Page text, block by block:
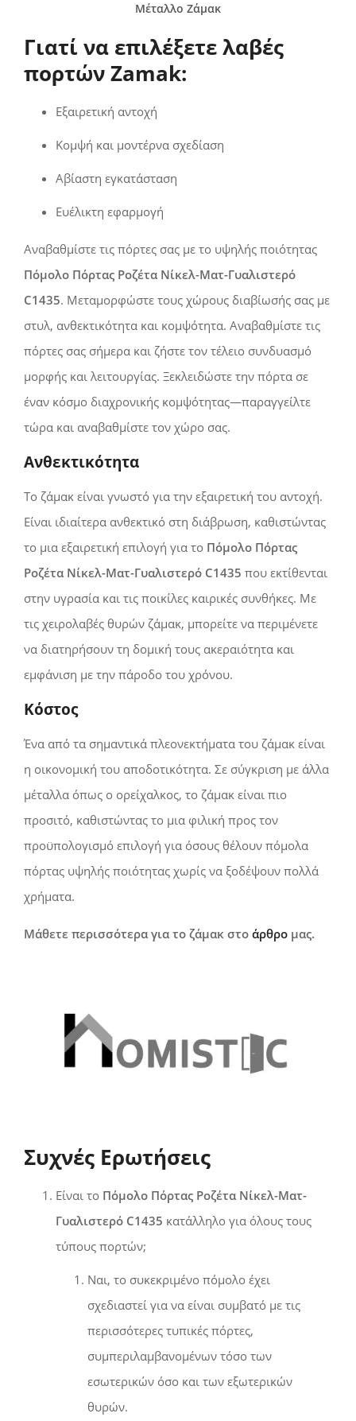
Μέταλλο Ζάμακ
Γιατί να επιλέξετε λαβές
πορτών Zamak:
Εξαιρετική αντοχή
Κομψή και μοντέρνα σχεδίαση
Αβίαστη εγκατάσταση
Ευέλικτη εφαρμογή
Αναβαθμίστε τις πόρτες σας με το υψηλής ποιότητας
Πόμολο Πόρτας Ροζέτα Νίκελ-Ματ-Γυαλιστερό
C1435. Μεταμορφώστε τους χώρους διαβίωσής σας με
στυλ, ανθεκτικότητα και κομψότητα. Αναβαθμίστε τις
πόρτες σας σήμερα και ζήστε τον τέλειο συνδυασμό
μορφής και λειτουργίας. Ξεκλειδώστε την πόρτα σε
έναν κόσμο διαχρονικής κομψότητας—παραγγείλτε
τώρα και αναβαθμίστε τον χώρο σας.
Ανθεκτικότητα
Το ζάμακ είναι γνωστό για την εξαιρετική του αντοχή.
Είναι ιδιαίτερα ανθεκτικό στη διάβρωση, καθιστώντας
το μια εξαιρετική επιλογή για το Πόμολο Πόρτας
Ροζέτα Νίκελ-Ματ-Γυαλιστερό C1435 που εκτίθενται
στην υγρασία και τις ποικίλες καιρικές συνθήκες. Με
τις χειρολαβές θυρών ζάμακ, μπορείτε να περιμένετε
να διατηρήσουν τη δομική τους ακεραιότητα και
εμφάνιση με την πάροδο του χρόνου.
Κόστος
Ένα από τα σημαντικά πλεονεκτήματα του ζάμακ είναι
η οικονομική του αποδοτικότητα. Σε σύγκριση με άλλα
μέταλλα όπως ο ορείχαλκος, το ζάμακ είναι πιο
προσιτό, καθιστώντας το μια φιλική προς τον
προϋπολογισμό επιλογή για όσους θέλουν πόμολα
πόρτας υψηλής ποιότητας χωρίς να ξοδέψουν πολλά
χρήματα.
Μάθετε περισσότερα για το ζάμακ στο άρθρο μας.
Συχνές Ερωτήσεις
Είναι το Πόμολο Πόρτας Ροζέτα Νίκελ-Ματ-
Γυαλιστερό C1435 κατάλληλο για όλους τους
τύπους πορτών;
Ναι, το συκεκριμένο πόμολο έχει
σχεδιαστεί για να είναι συμβατό με τις
περισσότερες τυπικές πόρτες,
συμπεριλαμβανομένων τόσο των
εσωτερικών όσο και των εξωτερικών
θυρών.